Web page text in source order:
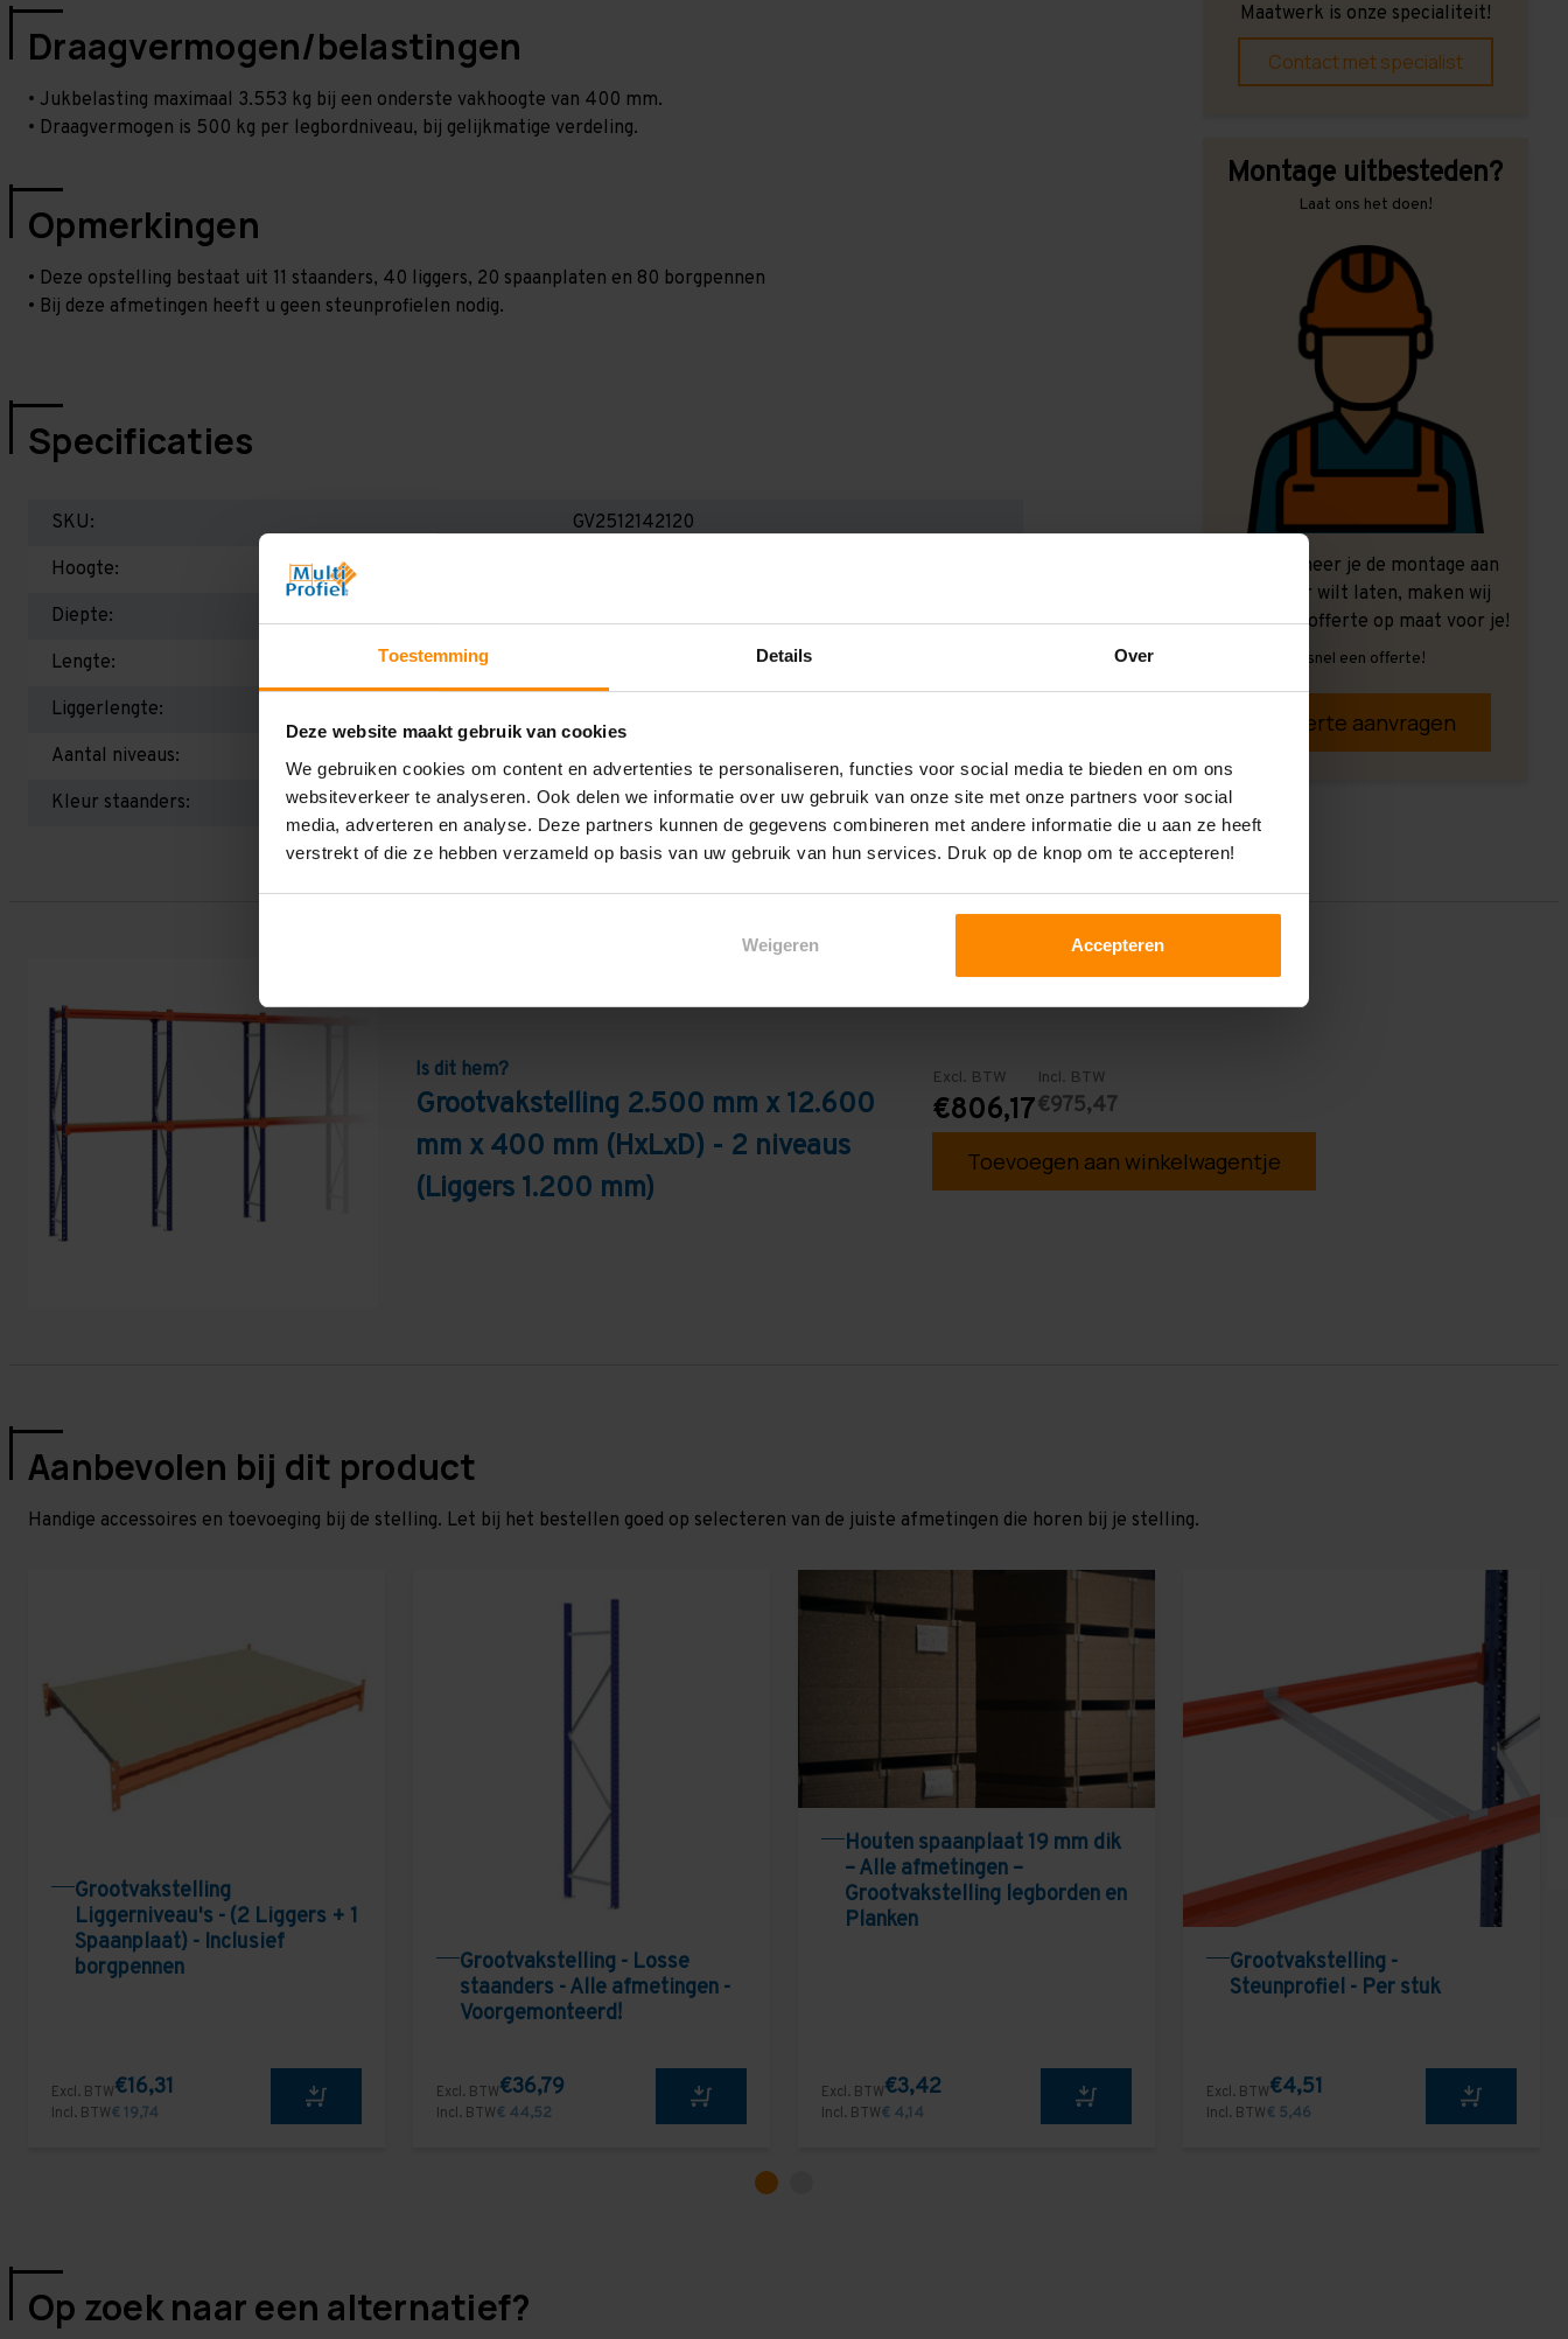
Toestemming Details Over
Deze website maakt gebruik van cookies
We gebruiken cookies om content en advertenties te personaliseren, functies voor social media te bieden en om ons
websiteverkeer te analyseren. Ook delen we informatie over uw gebruik van onze site met onze partners voor social
media, adverteren en analyse. Deze partners kunnen de gegevens combineren met andere informatie die u aan ze heeft
verstrekt of die ze hebben verzameld op basis van uw gebruik van hun services. Druk op de knop om te accepteren!
Weigeren Accepteren
Draagvermogen/belastingen
• Jukbelasting maximaal 3.553 kg bij een onderste vakhoogte van 400 mm.
• Draagvermogen is 500 kg per legbordniveau, bij gelijkmatige verdeling.
Opmerkingen
• Deze opstelling bestaat uit 11 staanders, 40 liggers, 20 spaanplaten en 80 borgpennen
• Bij deze afmetingen heeft u geen steunprofielen nodig.
Specificaties
SKU:
GV2512142120
Hoogte:
Diepte:
Lengte:
Liggerlengte:
Aantal niveaus:
Kleur staanders:
Blauw
Maatwerk is onze specialiteit!
Contact met specialist
Montage uitbesteden?
Laat ons het doen!
Ook wanneer je de montage aan
ons over wilt laten, maken wij
graag een offerte op maat voor je!
Vrijblijvend, snel een offerte!
Offerte aanvragen
Is dit hem?
Grootvakstelling 2.500 mm x 12.600
mm x 400 mm (HxLxD) - 2 niveaus
(Liggers 1.200 mm)
Excl. BTW
€806,17
Incl. BTW
€975,47
Toevoegen aan winkelwagentje
Aanbevolen bij dit product
Handige accessoires en toevoeging bij de stelling. Let bij het bestellen goed op selecteren van de juiste afmetingen die horen bij je stelling.
Grootvakstelling
Liggerniveau's - (2 Liggers + 1
Spaanplaat) - Inclusief
borgpennen
Excl. BTW€16,31
Incl. BTW€ 19,74
Grootvakstelling - Losse
staanders - Alle afmetingen -
Voorgemonteerd!
Excl. BTW€36,79
Incl. BTW€ 44,52
Houten spaanplaat 19 mm dik
– Alle afmetingen –
Grootvakstelling legborden en
Planken
Excl. BTW€3,42
Incl. BTW€ 4,14
Grootvakstelling -
Steunprofiel - Per stuk
Excl. BTW€4,51
Incl. BTW€ 5,46
Op zoek naar een alternatief?